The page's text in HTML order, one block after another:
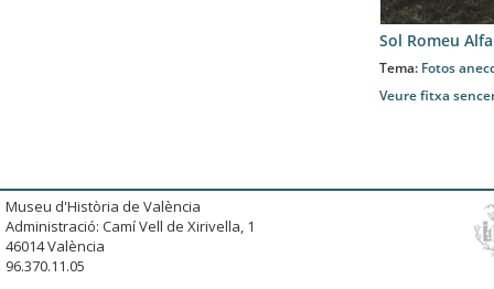
Sol Romeu
Tema: Fotos
Veure fitxa
Museu d'Història de València
Administració: Camí Vell de Xirivella, 1
46014 València
96.370.11.05